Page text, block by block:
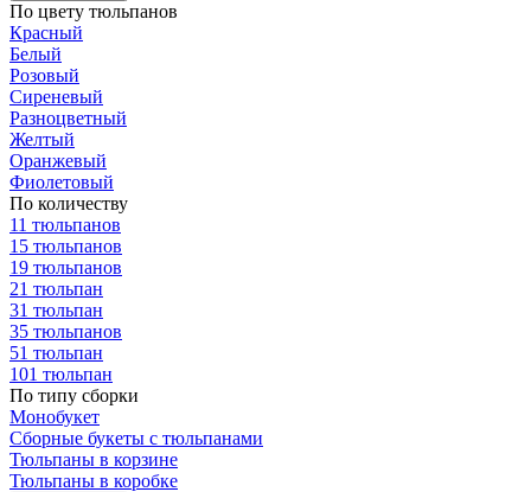
По цвету тюльпанов
Красный
Белый
Розовый
Сиреневый
Разноцветный
Желтый
Оранжевый
Фиолетовый
По количеству
11 тюльпанов
15 тюльпанов
19 тюльпанов
21 тюльпан
31 тюльпан
35 тюльпанов
51 тюльпан
101 тюльпан
По типу сборки
Монобукет
Сборные букеты с тюльпанами
Тюльпаны в корзине
Тюльпаны в коробке